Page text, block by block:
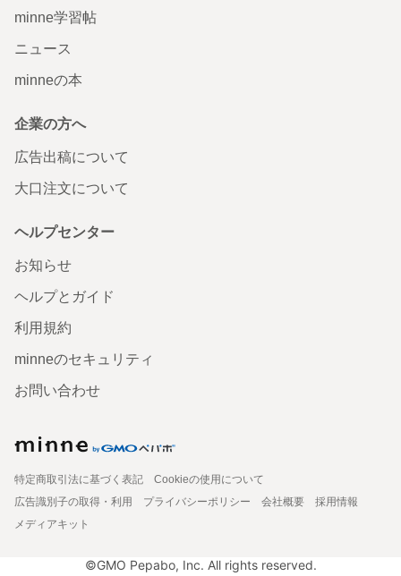
minne学習帖
ニュース
minneの本
企業の方へ
広告出稿について
大口注文について
ヘルプセンター
お知らせ
ヘルプとガイド
利用規約
minneのセキュリティ
お問い合わせ
特定商取引法に基づく表記
Cookieの使用について
広告識別子の取得・利用
プライバシーポリシー 会社概要
採用情報
メディアキット
©GMO Pepabo, Inc. All rights reserved.